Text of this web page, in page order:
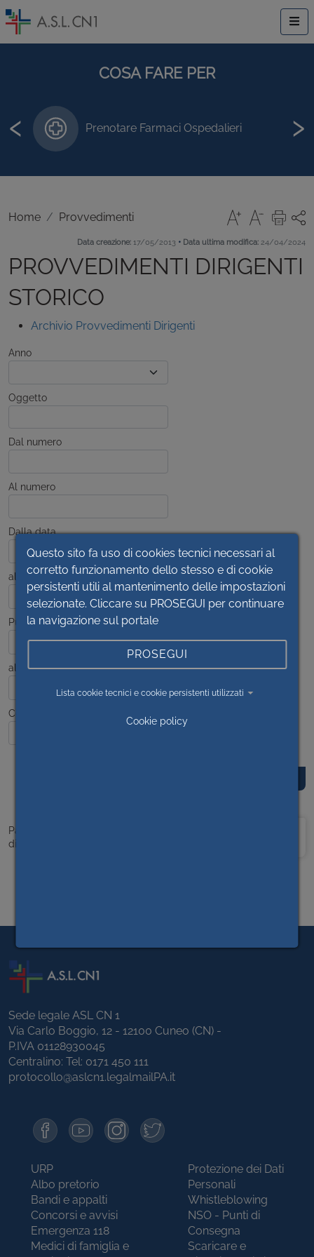
COSA FARE PER
Prenotare Farmaci Ospedalieri
‹ ›
Home Provvedimenti
Data creazione: 17/05/2013 • Data ultima modifica: 24/04/2024
PROVVEDIMENTI DIRIGENTI
STORICO
Archivio Provvedimenti Dirigenti
Anno
Oggetto
Dal numero
Al numero
Dalla data
alla data
Pubblicato dal
al
Contenuto
Pagina 1
di 1
Sede legale ASL CN 1
Via Carlo Boggio, 12 - 12100 Cuneo (CN) -
P.IVA 01128930045
Centralino: Tel: 0171 450 111
protocollo@aslcn1.legalmailPA.it
URP
Albo pretorio
Bandi e appalti
Concorsi e avvisi
Emergenza 118
Medici di famiglia e
Protezione dei Dati
Personali
Whistleblowing
NSO - Punti di
Consegna
Scaricare e
Questo sito fa uso di cookies tecnici necessari al
corretto funzionamento dello stesso e di cookie
persistenti utili al mantenimento delle impostazioni
selezionate. Cliccare su PROSEGUI per continuare
la navigazione sul portale
PROSEGUI
Lista cookie tecnici e cookie persistenti utilizzati
Cookie policy